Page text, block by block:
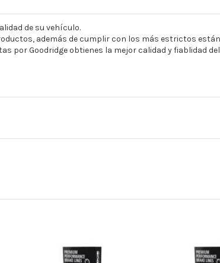
de su vehículo.
además de cumplir con los más estrictos
por Goodridge obtienes la mejor calidad y fiablidad